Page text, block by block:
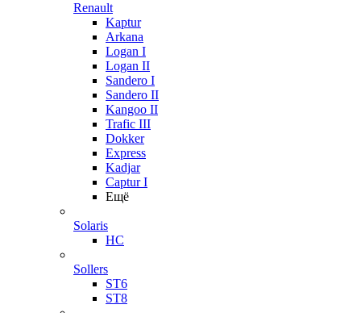
Renault
Kaptur
Arkana
Logan I
Logan II
Sandero I
Sandero II
Kangoo II
Trafic III
Dokker
Express
Kadjar
Captur I
Ещё
Solaris
HC
Sollers
ST6
ST8